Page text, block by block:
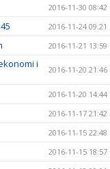
2016-11-30 08:42
2016-11-24 09:21
2016-11-21 13:59
i
2016-11-20 21:46
2016-11-20 14:44
2016-11-17 21:42
2016-11-15 22:48
2016-11-15 18:57